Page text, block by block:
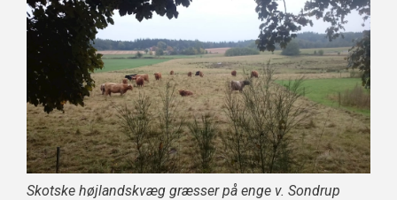
Skotske højlandskvæg græsser på enge v. Sondrup